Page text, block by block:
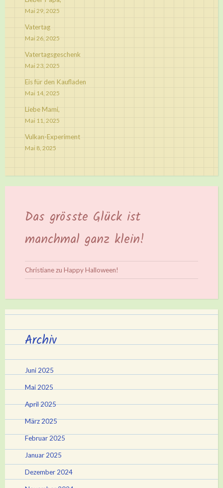
Mai 29, 2025
Vatertag
Mai 26, 2025
Vatertagsgeschenk
Mai 23, 2025
Eis für den Kaufladen
Mai 14, 2025
Liebe Mami,
Mai 11, 2025
Vulkan-Experiment
Mai 8, 2025
Das grösste Glück ist
manchmal ganz klein!
Christianezu Happy Halloween!
Archiv
Juni 2025
Mai 2025
April 2025
März 2025
Februar 2025
Januar 2025
Dezember 2024